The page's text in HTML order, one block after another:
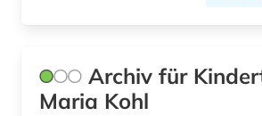
Archiv für
Maria Kohl